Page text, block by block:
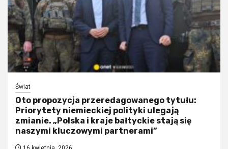
Świat
Oto propozycja przeredagowanego tytułu:
Priorytety niemieckiej polityki ulegają
zmianie. „Polska i kraje bałtyckie stają się
naszymi kluczowymi partnerami”